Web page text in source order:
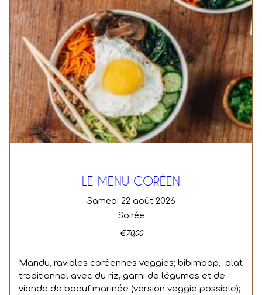
LE MENU CORÉEN
samedi 22 août 2026
Soirée
€70,00
Mandu, ravioles coréennes veggies; bibimbap, plat
traditionnel avec du riz, garni de légumes et de
viande de boeuf marinée (version veggie possible);